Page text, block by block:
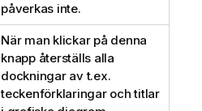
påverkas inte.
När man klickar på denna
knapp återställs alla
dockningar av t.ex.
teckenförklaringar och titlar